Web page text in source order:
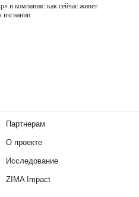
и компания: как сейчас живет
изгнании
Партнерам
О проекте
Исследование
ZIMA Impact